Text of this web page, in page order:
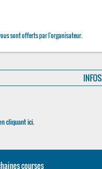
sont offerts par l'organisateur.
cliquant ici.
courses